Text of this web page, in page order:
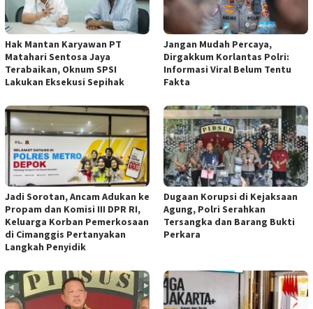
Hak Mantan Karyawan PT
Matahari Sentosa Jaya
Terabaikan, Oknum SPSI
Lakukan Eksekusi Sepihak
Jangan Mudah Percaya,
Dirgakkum Korlantas Polri:
Informasi Viral Belum Tentu
Fakta
Jadi Sorotan, Ancam Adukan ke
Propam dan Komisi III DPR RI,
Keluarga Korban Pemerkosaan
di Cimanggis Pertanyakan
Langkah Penyidik
Dugaan Korupsi di Kejaksaan
Agung, Polri Serahkan
Tersangka dan Barang Bukti
Perkara